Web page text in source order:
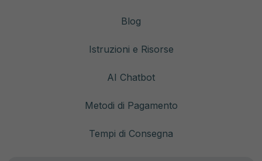
Blog
Istruzioni e Risorse
AI Chatbot
Metodi di Pagamento
Tempi di Consegna